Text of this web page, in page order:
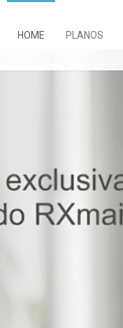
HOME PLANOS